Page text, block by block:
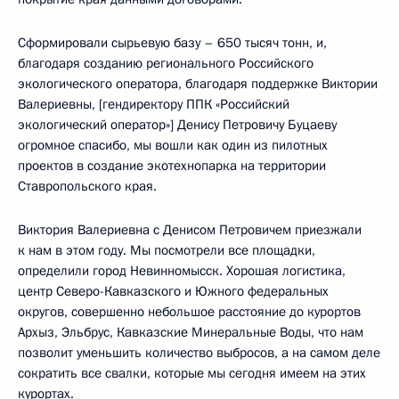
Сформировали сырьевую базу – 650 тысяч тонн, и,
благодаря созданию регионального Российского
экологического оператора, благодаря поддержке Виктории
Валериевны, [гендиректору ППК «Российский
экологический оператор»] Денису Петровичу Буцаеву
огромное спасибо, мы вошли как один из пилотных
проектов в создание экотехнопарка на территории
Ставропольского края.
Виктория Валериевна с Денисом Петровичем приезжали
к нам в этом году. Мы посмотрели все площадки,
определили город Невинномысск. Хорошая логистика,
центр Северо-Кавказского и Южного федеральных
округов, совершенно небольшое расстояние до курортов
Архыз, Эльбрус, Кавказские Минеральные Воды, что нам
позволит уменьшить количество выбросов, а на самом деле
сократить все свалки, которые мы сегодня имеем на этих
курортах.